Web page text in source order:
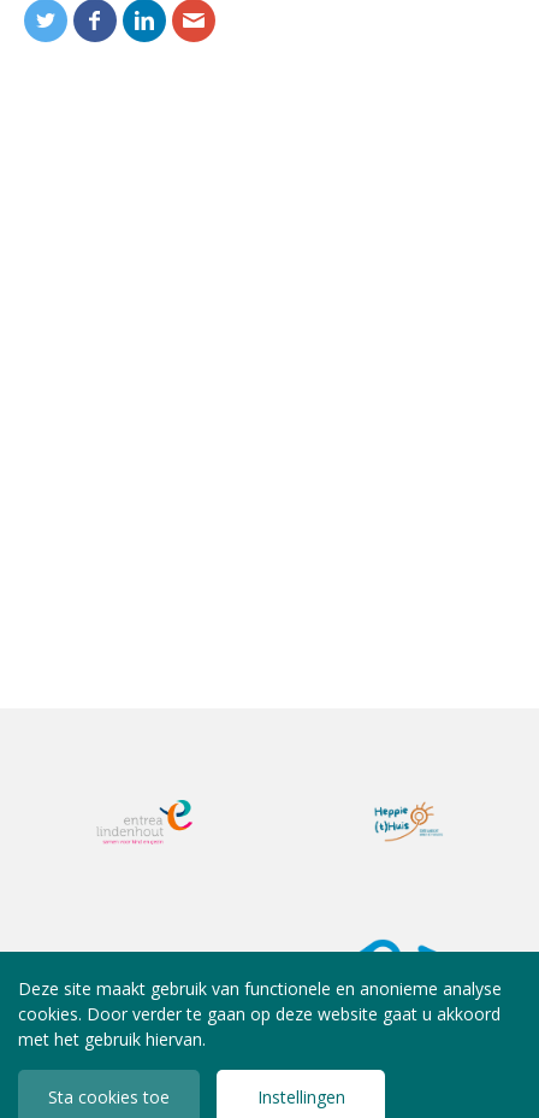
Deze site maakt gebruik van functionele en anonieme analyse
cookies. Door verder te gaan op deze website gaat u akkoord
met het gebruik hiervan.
Sta cookies toe Instellingen